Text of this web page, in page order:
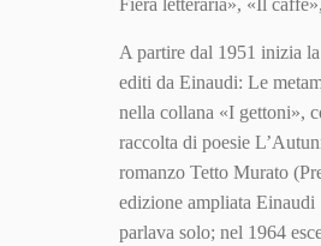
Fiera letteraria», «Il
A partire dal 1951 inizia
editi da Einaudi: Le
nella collana «I gettoni»,
raccolta di poesie
romanzo Tetto Murato
edizione ampliata
parlava solo; nel 1964